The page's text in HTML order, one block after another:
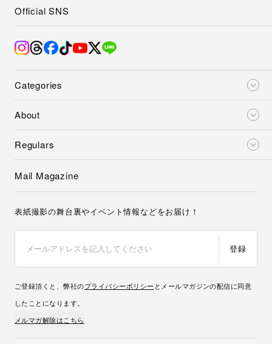
Categories
About
Regulars
Official SNS
Mail Magazine
表紙撮影の舞台裏やイベント情報などをお届け！
登録
ご登録頂くと、弊社のプライバシーポリシー とメールマガジンの配信に同意
したことになります。
メルマガ解除はこちら